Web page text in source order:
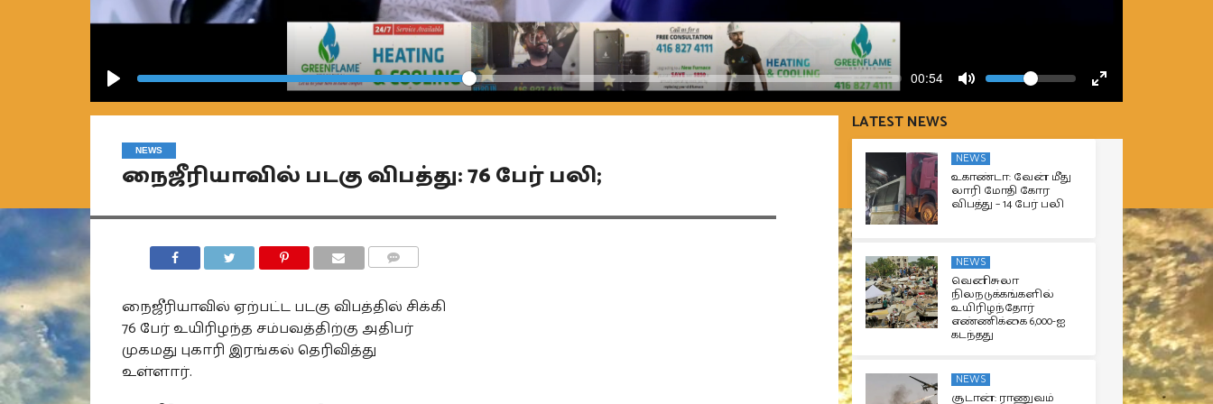
Seek Current
00:54
Mute
Volume
Fullscreen
NEWS
நைஜீரியாவில் படகு விபத்து: 76 பேர் பலி;
நைஜீரியாவில் ஏற்பட்ட படகு விபத்தில் சிக்கி
76 பேர் உயிரிழந்த சம்பவத்திற்கு அதிபர்
முகமது புகாரி இரங்கல் தெரிவித்து
உள்ளார்.
LATEST NEWS
NEWS
உகாண்டா: வேன் மீது
லாரி மோதி கோர
விபத்து – 14 பேர் பலி
NEWS
வெனிசுலா
நிலநடுக்கங்களில்
உயிரிழந்தோர்
எண்ணிக்கை 6,000-ஐ
கடந்தது
NEWS
சூடான்: ராணுவம்